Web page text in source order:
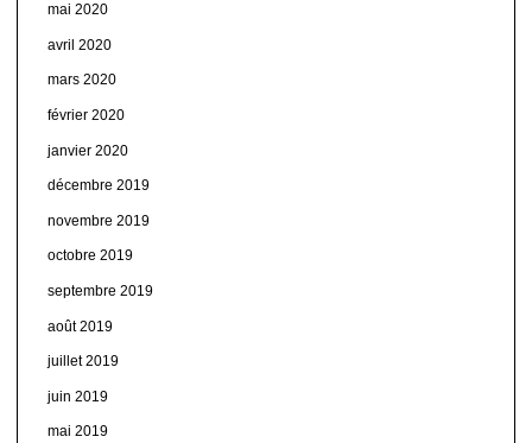
mai 2020
avril 2020
mars 2020
février 2020
janvier 2020
décembre 2019
novembre 2019
octobre 2019
septembre 2019
août 2019
juillet 2019
juin 2019
mai 2019